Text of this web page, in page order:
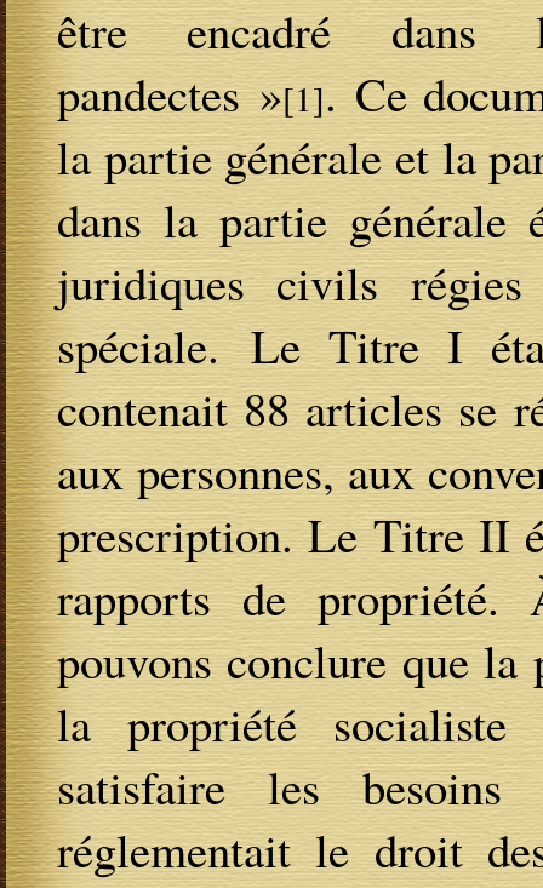
être encadré
pandectes »[1]. Ce
la partie générale et la
dans la partie générale
juridiques civils
spéciale. Le Titre I
contenait 88 articles se
aux personnes, aux
prescription. Le Titre II
rapports de
pouvons conclure que
la propriété
satisfaire les
réglementait le droit